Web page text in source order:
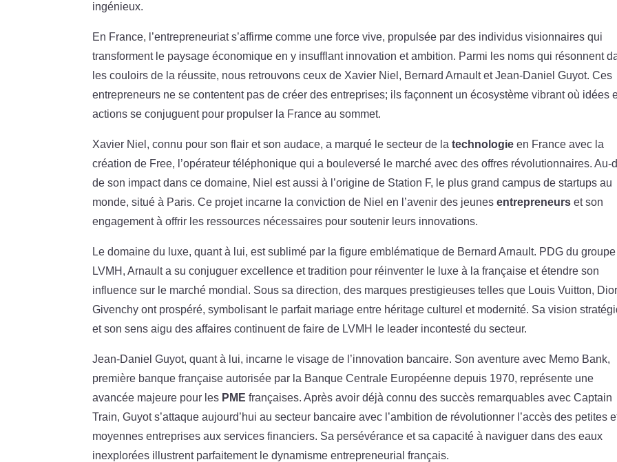
ingénieux.
En France, l’entrepreneuriat s’affirme comme une force vive, propulsée par des individus visionnaires qui
transforment le paysage économique en y insufflant innovation et ambition. Parmi les noms qui résonnent
les couloirs de la réussite, nous retrouvons ceux de Xavier Niel, Bernard Arnault et Jean-Daniel Guyot. Ces
entrepreneurs ne se contentent pas de créer des entreprises; ils façonnent un écosystème vibrant où idées
actions se conjuguent pour propulser la France au sommet.
Xavier Niel, connu pour son flair et son audace, a marqué le secteur de latechnologie en France avec la
création de Free, l’opérateur téléphonique qui a bouleversé le marché avec des offres révolutionnaires. Au-
de son impact dans ce domaine, Niel est aussi à l’origine de Station F, le plus grand campus de startups au
monde, situé à Paris. Ce projet incarne la conviction de Niel en l’avenir des jeunesentrepreneurs et son
engagement à offrir les ressources nécessaires pour soutenir leurs innovations.
Le domaine du luxe, quant à lui, est sublimé par la figure emblématique de Bernard Arnault. PDG du groupe
LVMH, Arnault a su conjuguer excellence et tradition pour réinventer le luxe à la française et étendre son
influence sur le marché mondial. Sous sa direction, des marques prestigieuses telles que Louis Vuitton,
Givenchy ont prospéré, symbolisant le parfait mariage entre héritage culturel et modernité. Sa vision
et son sens aigu des affaires continuent de faire de LVMH le leader incontesté du secteur.
Jean-Daniel Guyot, quant à lui, incarne le visage de l’innovation bancaire. Son aventure avec Memo Bank,
première banque française autorisée par la Banque Centrale Européenne depuis 1970, représente une
avancée majeure pour les PME françaises. Après avoir déjà connu des succès remarquables avec Captain
Train, Guyot s’attaque aujourd’hui au secteur bancaire avec l’ambition de révolutionner l’accès des petites
moyennes entreprises aux services financiers. Sa persévérance et sa capacité à naviguer dans des eaux
inexplorées illustrent parfaitement le dynamisme entrepreneurial français.